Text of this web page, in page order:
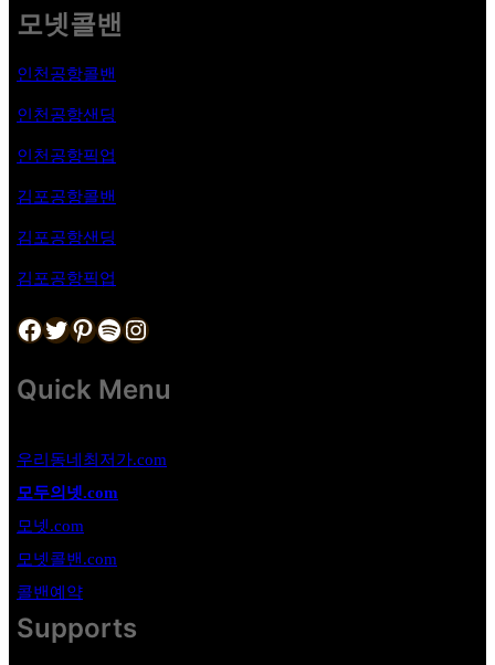
모넷콜밴
인천공항콜밴
인천공항샌딩
인천공항픽업
김포공항콜밴
김포공항샌딩
김포공항픽업
Facebook Twitter Pinterest Spotify Instagram
Quick Menu
우리동네최저가.com
모두의넷.com
모넷.com
모넷콜밴.com
콜밴예약
Supports